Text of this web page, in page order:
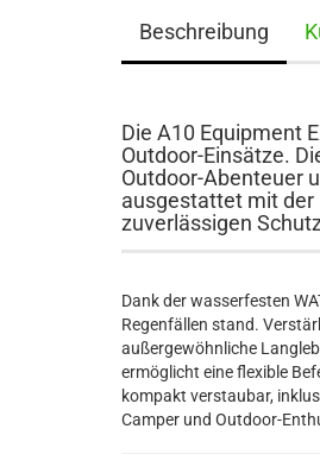
Beschreibung
Die A10 Equipment
Outdoor-Einsätze.
Outdoor-Abenteuer
ausgestattet mit der
zuverlässigen
Dank der wasserfesten
Regenfällen stand.
außergewöhnliche
ermöglicht eine flexible
kompakt verstaubar,
Camper und Outdoor-